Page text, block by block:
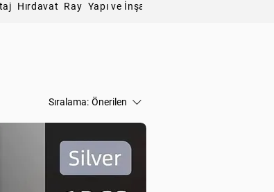
Hırdavat Ray Yapı ve İnşaat Malzemeleri
Sıralama: Önerilen